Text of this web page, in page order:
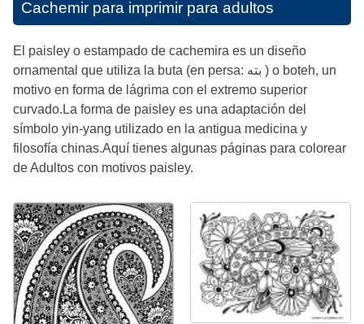
Cachemir para imprimir para adultos
El paisley o estampado de cachemira es un diseño
ornamental que utiliza la buta (en persa: بته ) o boteh, un
motivo en forma de lágrima con el extremo superior
curvado.La forma de paisley es una adaptación del
símbolo yin-yang utilizado en la antigua medicina y
filosofía chinas.Aquí tienes algunas páginas para colorear
de Adultos con motivos paisley.